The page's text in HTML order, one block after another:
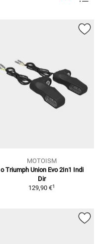
MOTOISM
o Triumph Union Evo 2In1 Indi
Dir
129,90 €1